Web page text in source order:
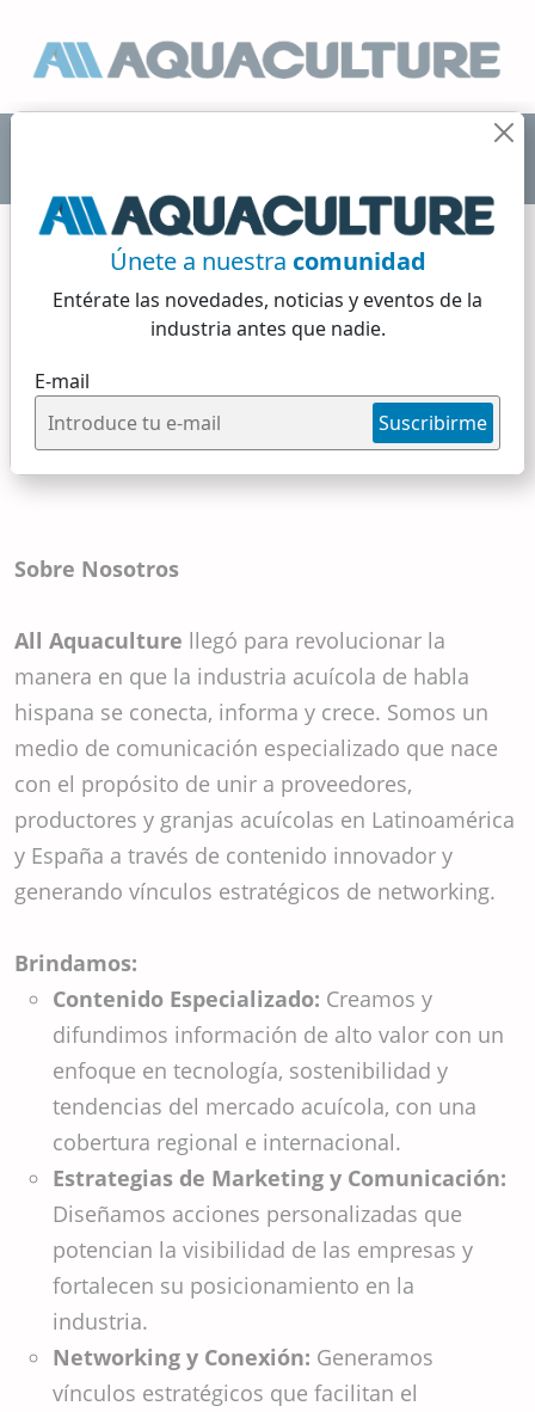
Únete a nuestra comunidad
Entérate las novedades, noticias y eventos de la
industria antes que nadie.
E-mail
Suscribirme
Historia
Martes, 21 de Mayo, 2024
Historia
Sobre Nosotros
All Aquaculture llegó para revolucionar la
manera en que la industria acuícola de habla
hispana se conecta, informa y crece. Somos un
medio de comunicación especializado que nace
con el propósito de unir a proveedores,
productores y granjas acuícolas en Latinoamérica
y España a través de contenido innovador y
generando vínculos estratégicos de networking.
Brindamos:
Contenido Especializado: Creamos y
difundimos información de alto valor con un
enfoque en tecnología, sostenibilidad y
tendencias del mercado acuícola, con una
cobertura regional e internacional.
Estrategias de Marketing y Comunicación:
Diseñamos acciones personalizadas que
potencian la visibilidad de las empresas y
fortalecen su posicionamiento en la
industria.
Networking y Conexión: Generamos
vínculos estratégicos que facilitan el